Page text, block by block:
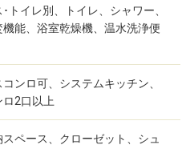
･トイレ別、トイレ、シャワー、
機能、浴室乾燥機、温水洗浄便
コンロ可、システムキッチン、
ロ2口以上
スペース、クローゼット、シュ